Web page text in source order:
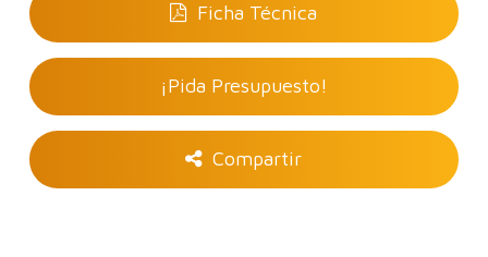
Ficha Técnica
¡Pida Presupuesto!
Compartir